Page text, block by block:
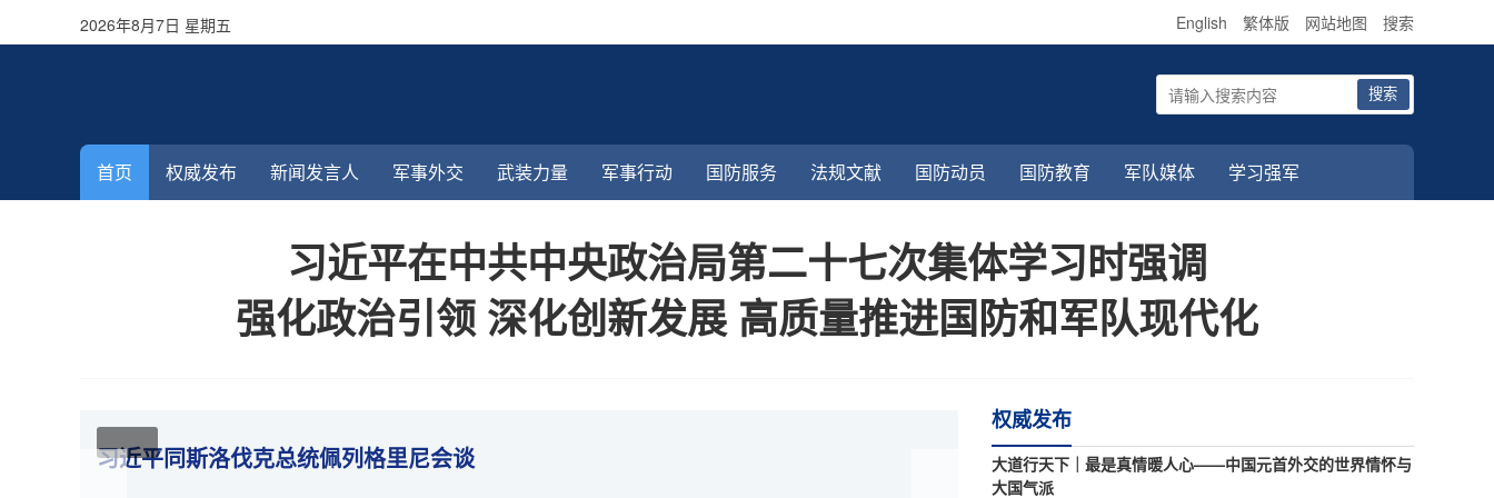
2026年8月7日 星期五 English 繁体版 网站地图 搜索
搜索
首页 权威发布 新闻发言人 军事外交 武装力量 军事行动 国防服务 法规文献 国防动员 国防教育 军队媒体 学习强军